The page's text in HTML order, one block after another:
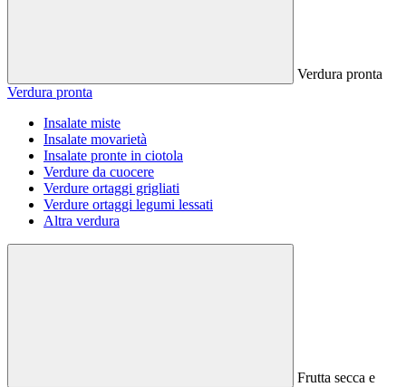
Verdura pronta
Verdura pronta
Insalate miste
Insalate movarietà
Insalate pronte in ciotola
Verdure da cuocere
Verdure ortaggi grigliati
Verdure ortaggi legumi lessati
Altra verdura
Frutta secca e